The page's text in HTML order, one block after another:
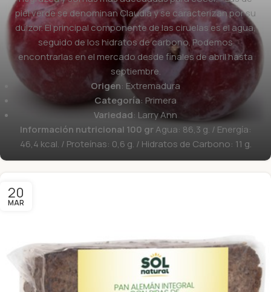
piel verde se denominan Claudia y se caracterizan por su
dulzor. El principal componente de las ciruelas es el agua,
seguido de los hidratos de carbono. Podemos
encontrarlas en el mercado desde finales de abril hasta
septiembre.
Origen: Extremadura
Categoría: Primera
Variedad: Larry Ann
Información nutricional 100 grAgua: 86,3 g. / Energía:
46,4 kcal. / Proteínas: 0,6 g. / Hidratos de Carbono: 11 g.
20
MAR